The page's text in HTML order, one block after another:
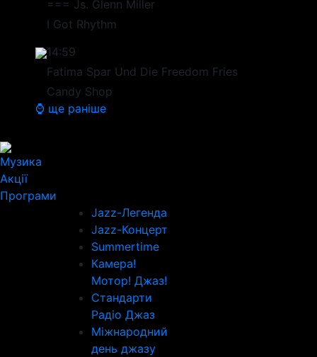
=== Js. Glenn Miller
I Got Rhythm
14:59
Fatima Spar Und Die Freedom Fries
Candy Shop
⌚ ще раніше
Музика
Акції
Програми
Jazz-Легенда
Jazz-Концерт
Summertime
Камера!
Мотор! Джаз!
Стандарти
Радіо Джаз
Міжнародний
день джазу